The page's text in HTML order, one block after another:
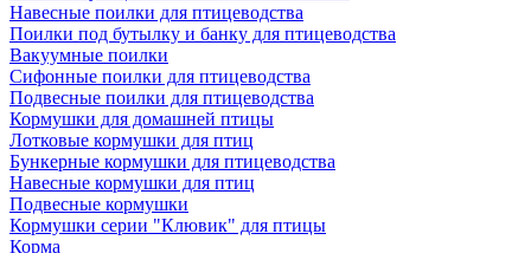
Навесные поилки для птицеводства
Поилки под бутылку и банку для птицеводства
Вакуумные поилки
Сифонные поилки для птицеводства
Подвесные поилки для птицеводства
Кормушки для домашней птицы
Лотковые кормушки для птиц
Бункерные кормушки для птицеводства
Навесные кормушки для птиц
Подвесные кормушки
Кормушки серии "Клювик" для птицы
Корма